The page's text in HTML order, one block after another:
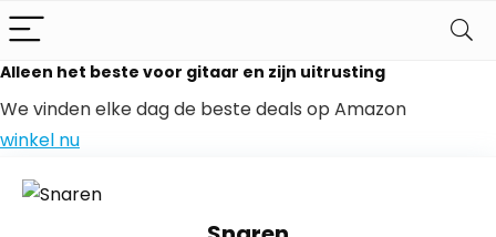
Alleen het beste voor gitaar en zijn uitrusting
We vinden elke dag de beste deals op Amazon
winkel nu